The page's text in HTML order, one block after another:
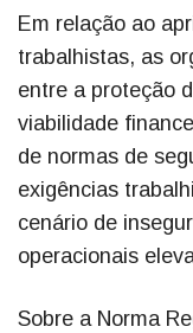
Em relação ao
trabalhistas, as
entre a proteção
viabilidade
de normas de
exigências
cenário de
operacionais
Sobre a Norma